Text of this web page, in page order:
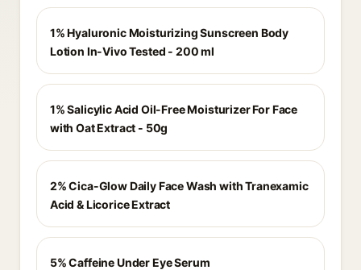
1% Hyaluronic Moisturizing Sunscreen Body
Lotion In-Vivo Tested - 200 ml
1% Salicylic Acid Oil-Free Moisturizer For Face
with Oat Extract - 50g
2% Cica-Glow Daily Face Wash with Tranexamic
Acid & Licorice Extract
5% Caffeine Under Eye Serum